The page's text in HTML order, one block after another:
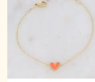
Ajouter
à la